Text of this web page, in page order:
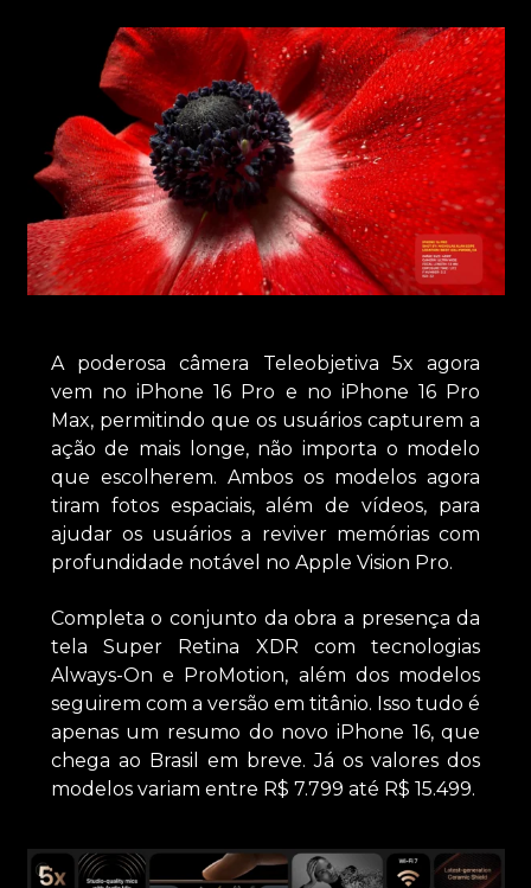
A poderosa câmera Teleobjetiva 5x agora
vem no iPhone 16 Pro e no iPhone 16 Pro
Max, permitindo que os usuários capturem a
ação de mais longe, não importa o modelo
que escolherem. Ambos os modelos agora
tiram fotos espaciais, além de vídeos, para
ajudar os usuários a reviver memórias com
profundidade notável no Apple Vision Pro.
Completa o conjunto da obra a presença da
tela Super Retina XDR com tecnologias
Always-On e ProMotion, além dos modelos
seguirem com a versão em titânio. Isso tudo é
apenas um resumo do novo iPhone 16, que
chega ao Brasil em breve. Já os valores dos
modelos variam entre R$ 7.799 até R$ 15.499.